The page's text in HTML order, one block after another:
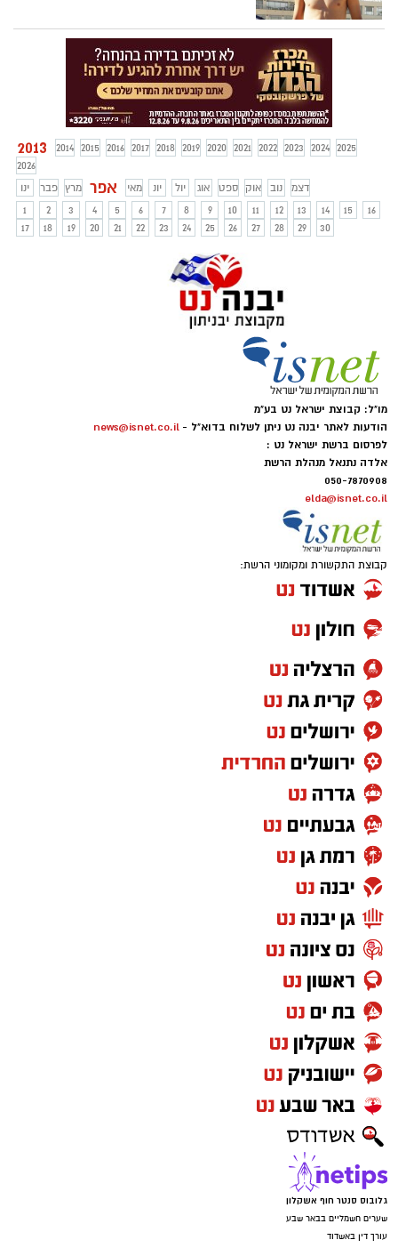
2013 2014 2015 2016 2017 2018 2019 2020 2021 2022 2023 2024 2025
2026
ינו
פבר מרץ אפר מאי יונ יול אוג ספט אוק נוב
דצמ
1
2 3 4 5 6 7 8 9 10 11 12 13 14 15
16
17
18 19 20 21 22 23 24 25 26 27 28 29 30
מו"ל: קבוצת ישראל נט בע"מ
הודעות לאתר יבנה נט ניתן לשלוח בדוא"ל - news@isnet.co.il
לפרסום ברשת ישראל נט :
אלדה נתנאל מנהלת הרשת
050-7870908
elda@isnet.co.il
קבוצת התקשורת ומקומוני הרשת:
גלובוס סנטר חוף אשקלון
שערים חשמליים בבאר שבע
עורך דין באשדוד